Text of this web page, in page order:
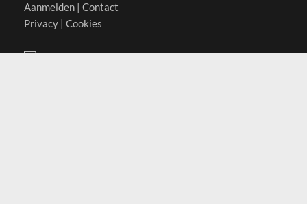
Aanmelden | Contact
Privacy | Cookies
Actief in